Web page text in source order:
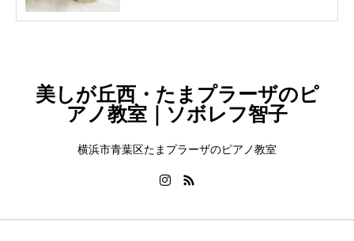
美しが丘西・たまプラーザのピ
アノ教室｜ソボレフ智子
横浜市青葉区たまプラーザのピアノ教室